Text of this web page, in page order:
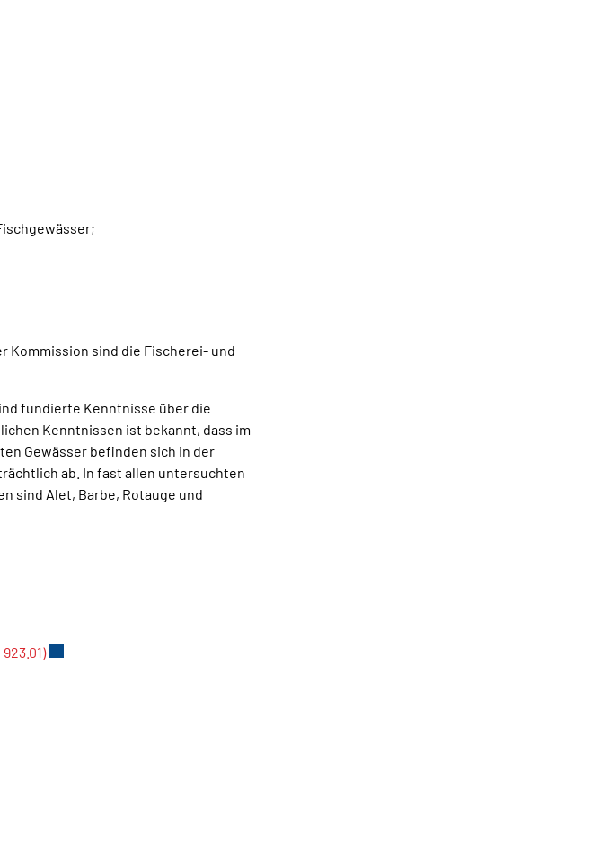
Kommission sind die Fischerei- und
fundierte Kenntnisse über die
Kenntnissen ist bekannt, dass im
Gewässer befinden sich in der
ab. In fast allen untersuchten
sind Alet, Barbe, Rotauge und
einem neuen Fenster geöffnet.
Externer Link wird in einem neuen Fenster geöffnet.